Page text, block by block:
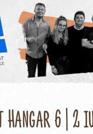
Hangar 6 | 2